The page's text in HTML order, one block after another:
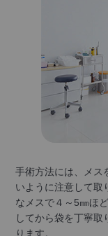
手術方法には、メス
いように注意して取
なメスで４～5㎜ほ
してから袋を丁寧
ります。